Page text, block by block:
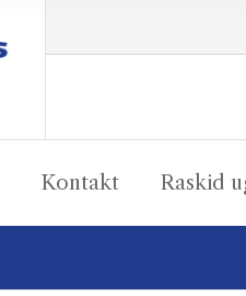
Kontakt Raskid